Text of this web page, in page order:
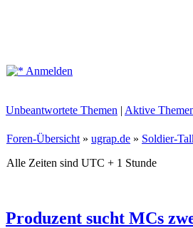
Anmelden
Unbeantwortete Themen | Aktive
Foren-Übersicht » ugrap.de » Soldier-
Alle Zeiten sind UTC + 1 Stunde
Produzent sucht MCs